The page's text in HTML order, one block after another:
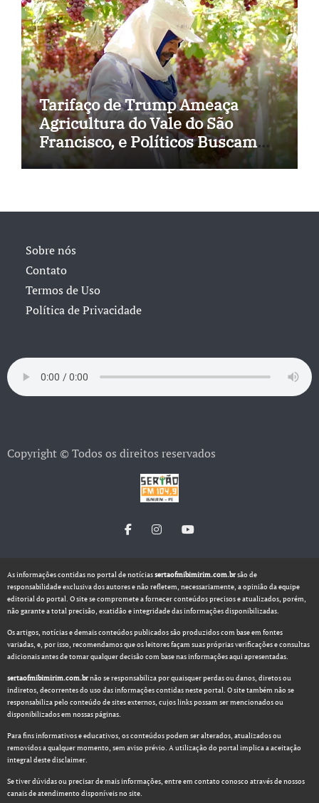
Tarifaço de Trump Ameaça
Agricultura do Vale do São
Francisco, e Políticos Buscam
Soluções
Sobre nós
Contato
Termos de Uso
Política de Privacidade
Copyright © Todos os direitos reservados
As informações contidas no portal de notíciassertaofmibimirim.com.brsão de
responsabilidade exclusiva dos autores e não refletem, necessariamente, a opinião da equipe
editorial do portal. O site se compromete a fornecer conteúdos precisos e atualizados, porém,
não garante a total precisão, exatidão e integridade das informações disponibilizadas.
Os artigos, notícias e demais conteúdos publicados são produzidos com base em fontes
variadas, e, por isso, recomendamos que os leitores façam suas próprias verificações e consultas
adicionais antes de tomar qualquer decisão com base nas informações aqui apresentadas.
sertaofmibimirim.com.brnão se responsabiliza por quaisquer perdas ou danos, diretos ou
indiretos, decorrentes do uso das informações contidas neste portal. O site também não se
responsabiliza pelo conteúdo de sites externos, cujos links possam ser mencionados ou
disponibilizados em nossas páginas.
Para fins informativos e educativos, os conteúdos podem ser alterados, atualizados ou
removidos a qualquer momento, sem aviso prévio. A utilização do portal implica a aceitação
integral deste disclaimer.
Se tiver dúvidas ou precisar de mais informações, entre em contato conosco através de nossos
canais de atendimento disponíveis no site.